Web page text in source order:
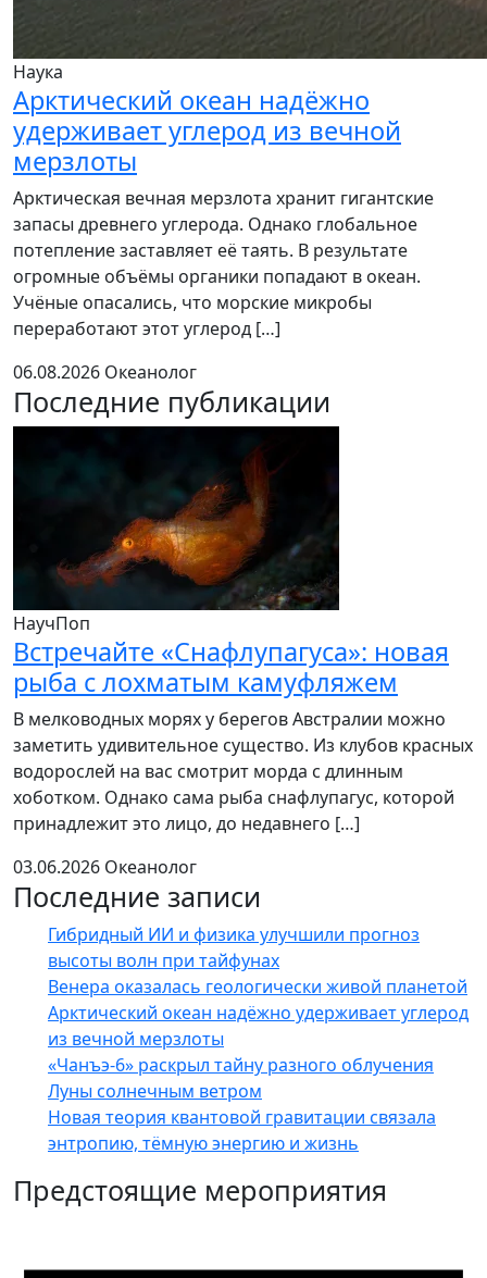
Наука
Арктический океан надёжно
удерживает углерод из вечной
мерзлоты
Арктическая вечная мерзлота хранит гигантские
запасы древнего углерода. Однако глобальное
потепление заставляет её таять. В результате
огромные объёмы органики попадают в океан.
Учёные опасались, что морские микробы
переработают этот углерод […]
06.08.2026 Океанолог
Последние публикации
НаучПоп
Встречайте «Снафлупагуса»: новая
рыба с лохматым камуфляжем
В мелководных морях у берегов Австралии можно
заметить удивительное существо. Из клубов красных
водорослей на вас смотрит морда с длинным
хоботком. Однако сама рыба снафлупагус, которой
принадлежит это лицо, до недавнего […]
03.06.2026 Океанолог
Последние записи
Гибридный ИИ и физика улучшили прогноз
высоты волн при тайфунах
Венера оказалась геологически живой планетой
Арктический океан надёжно удерживает углерод
из вечной мерзлоты
«Чанъэ-6» раскрыл тайну разного облучения
Луны солнечным ветром
Новая теория квантовой гравитации связала
энтропию, тёмную энергию и жизнь
Предстоящие мероприятия